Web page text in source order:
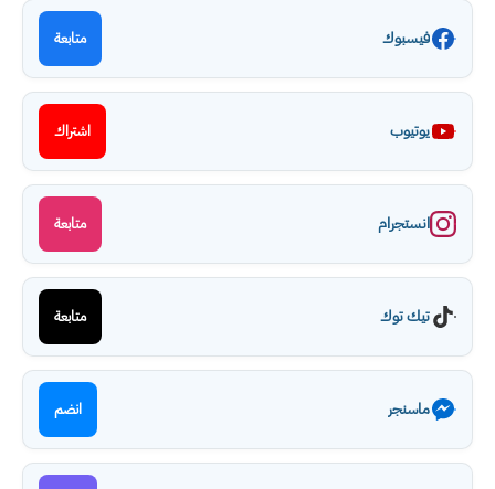
فيسبوك متابعة
يوتيوب اشتراك
انستجرام متابعة
تيك توك متابعة
ماسنجر انضم